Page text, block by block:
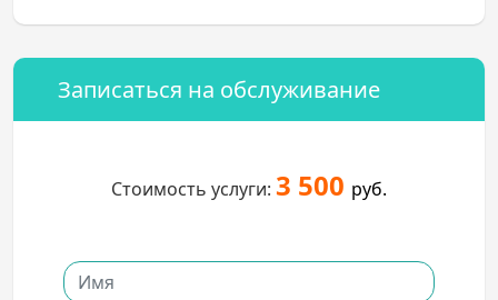
Записаться на обслуживание
Стоимость услуги: 3 500 руб.